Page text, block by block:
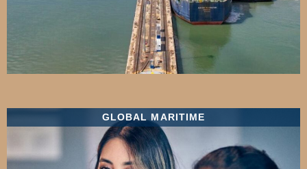
GLOBAL MARITIME